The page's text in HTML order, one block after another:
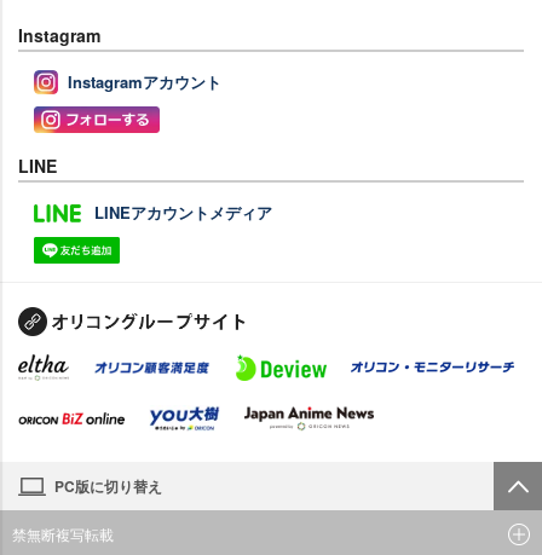
Instagram
Instagramアカウント
LINE
LINEアカウントメディア
PC版に切り替え
禁無断複写転載